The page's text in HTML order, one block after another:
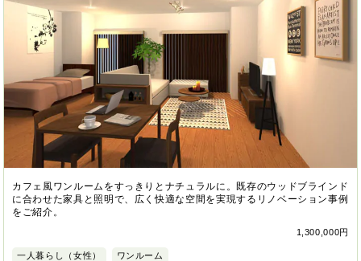
カフェ風ワンルームをすっきりとナチュラルに。既存のウッドブラインド
に合わせた家具と照明で、広く快適な空間を実現するリノベーション事例
をご紹介。
1,300,000円
一人暮らし（女性） ワンルーム